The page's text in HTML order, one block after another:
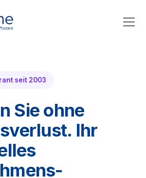
seit 2003
Sie ohne
Ihr